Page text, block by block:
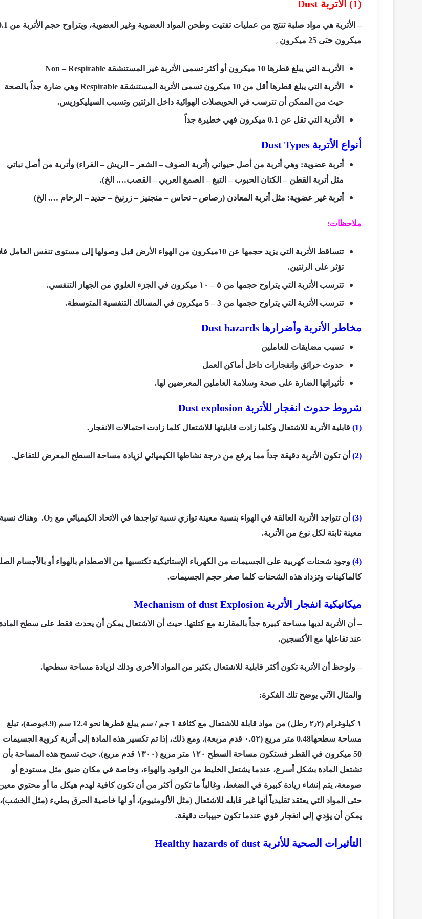
(1) الأتربة Dust
– الأتربة هي مواد صلبة تنتج من عمليات تفتيت وطحن المواد العضوية
ميكرون حتی 25 میکرون۔
الأتربـة التي يبلغ قطرها 10 ميكرون أو أكثر تسمى الأتربة غير المستنشقة Non – Respirable
الأتربة التي يبلغ قطرها أقل من 10 ميكرون تسمى الأتربة المستنشقة Respirable وهي ضارة جداً بالصحة
حيث من الممكن أن تترسب في الحويصلات الهوائية داخل الرئتين وتسبب السيليكوزيس.
الأتربة التي تقل عن 0.1 ميكرون فهي خطيرة جداً
أنواع الأتربة Dust Types
أتربة عضوية: وهي أتربة من أصل حيواني (أتربة الصوف – الشعر – الريش – الفراء) وأتربة من أصل نباتي
مثل أتربة القطن – الكتان الحبوب – التبغ – الصمغ العربي – القصب…. الخ).
أتربة غير عضوية: مثل أتربة المعادن (رصاص – نحاس – منجنيز – زرنيخ – حديد – الرخام …. الخ)
ملاحظات:
تتساقط الأتربة التي يزيد حجمها عن 10ميكرون من الهواء الأرض قبل وصولها إلى مستوى تنفس العامل
تؤثر على الرئتين.
تترسب الأتربة التي يتراوح حجمها من ٥ – ١٠ ميكرون في الجزء العلوي من الجهاز التنفسي.
تترسب الأتربة التي يتراوح حجمها من 3 – 5 ميكرون في المسالك التنفسية المتوسطة.
مخاطر الأتربة وأضرارها Dust hazards
تسبب مضايقات للعاملين
حدوث حرائق وانفجارات داخل أماكن العمل
تأثيراتها الضارة على صحة وسلامة العاملين المعرضين لها.
شروط حدوث انفجار للأتربة Dust explosion
(1) قابلية الأتربة للاشتعال وكلما زادت قابليتها للاشتعال كلما زادت احتمالات الانفجار.
(2) أن تكون الأتربة دقيقة جداً مما يرفع من درجة نشاطها الكيميائي لزيادة مساحة السطح المعرض للتفاعل.
(3) أن تتواجد الأتربة العالقة في الهواء بنسبة معينة توازي نسبة تواجدها في الاتحاد الكيميائي مع O2
. وهناك نسبة
معينة ثابتة لكل نوع من الأتربة.
(4)
وجود شحنات كهربية على الجسيمات من الكهرباء الإستاتيكية تكتسبها من الاصطدام بالهواء أو بالأجسام
كالماكينات وتزداد هذه الشحنات كلما صغر حجم الجسيمات.
ميكانيكية انفجار الأتربة Mechanism of dust Explosion
– أن الأتربة لديها مساحة كبيرة جداً بالمقارنة مع كتلتها. حيث أن الاشتعال يمكن أن يحدث فقط على سطح
عند تفاعلها مع الأكسجين.
– ولوحظ أن الأتربة تكون أكثر قابلية للاشتعال بكثير من المواد الأخرى وذلك لزيادة مساحة سطحها.
والمثال الآتي يوضح تلك الفكرة:
۱ کیلوغرام ( ۲٫۲
رطل) من مواد قابلة للاشتعال مع كثافة 1 جم / سم يبلغ قطرها نحو 12.4 سم (4.9بوصة)، تبلغ
مساحة سطحها0.48 متر مربع (٠.٥٢ قدم مربعة). ومع ذلك، إذا تم تكسير هذه المادة إلى أتربة كروية الجسيمات
50 ميكرون في القطر فستكون مساحة السطح
۱۲۰ متر مربع (۱۳۰۰ قدم مربع). حيث تسمح هذه المساحة بأن
تشتعل المادة بشكل أسرع، عندما يشتعل الخليط من الوقود والهواء، وخاصة في مكان ضيق مثل مستودع أو
صومعة، يتم إنشاء زيادة كبيرة في الضغط، وغالباً ما تكون أكثر من أن تكون كافية لهدم هيكل ما أو محتوي
حتى المواد التي يعتقد تقليدياً أنها غير قابله للاشتعال (مثل الألومنيوم)، أو لها خاصية الحرق بطيء (مثل الخشب)،
يمكن أن يؤدي إلى انفجار قوي عندما تكون حبيبات دقيقة.
التأثيرات الصحية للأتربة Healthy hazards of dust